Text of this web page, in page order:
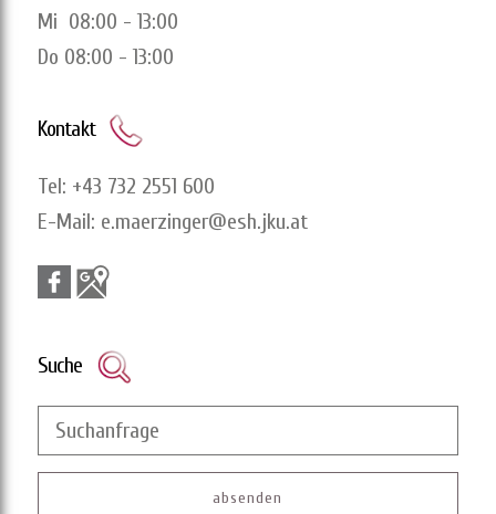
Mi 08:00 - 13:00
Do 08:00 - 13:00
Kontakt
Tel: +43 732 2551 600
E-Mail: e.maerzinger@esh.jku.at
Suche